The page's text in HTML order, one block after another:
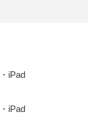
iPad
iPad